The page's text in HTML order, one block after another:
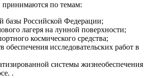
по темам:
базы Российской Федерации;
лагеря на лунной поверхности;
космического средства;
обеспечения исследовательских работ в
системы жизнеобеспечения
.